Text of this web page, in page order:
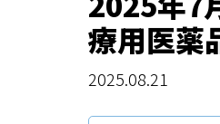
療用医薬
2025.08.21